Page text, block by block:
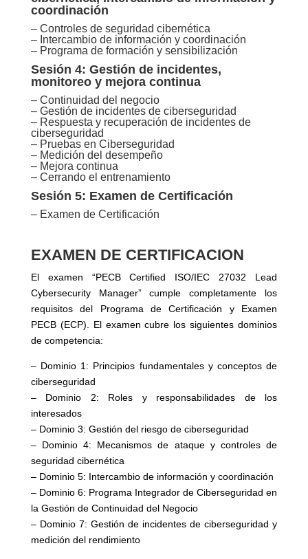
coordinación
– Controles de seguridad cibernética
– Intercambio de información y coordinación
– Programa de formación y sensibilización
Sesión 4: Gestión de incidentes,
monitoreo y mejora continua
– Continuidad del negocio
– Gestión de incidentes de ciberseguridad
– Respuesta y recuperación de incidentes de
ciberseguridad
– Pruebas en Ciberseguridad
– Medición del desempeño
– Mejora continua
– Cerrando el entrenamiento
Sesión 5: Examen de Certificación
– Examen de Certificación
EXAMEN DE CERTIFICACION
El examen “PECB Certified ISO/IEC 27032 Lead
Cybersecurity Manager” cumple completamente los
requisitos del Programa de Certificación y Examen
PECB (ECP). El examen cubre los siguientes dominios
de competencia:
– Dominio 1: Principios fundamentales y conceptos de
ciberseguridad
– Dominio 2: Roles y responsabilidades de los
interesados
– Dominio 3: Gestión del riesgo de ciberseguridad
– Dominio 4: Mecanismos de ataque y controles de
seguridad cibernética
– Dominio 5: Intercambio de información y coordinación
– Dominio 6: Programa Integrador de Ciberseguridad en
la Gestión de Continuidad del Negocio
– Dominio 7: Gestión de incidentes de ciberseguridad y
medición del rendimiento